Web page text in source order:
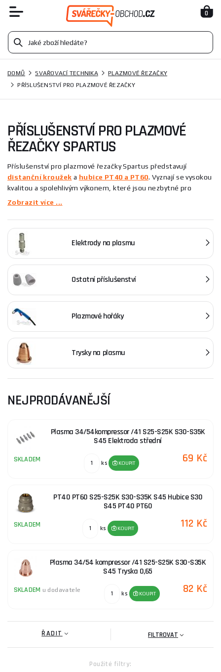
0
DOMŮ SVAŘOVACÍ TECHNIKA
PLAZMOVÉ ŘEZAČKY
PŘÍSLUŠENSTVÍ PRO PLAZMOVÉ ŘEZAČKY
PŘÍSLUŠENSTVÍ PRO PLAZMOVÉ
ŘEZAČKY SPARTUS
Příslušenství pro plazmové řezačky Spartus představují
distanční kroužek a hubice PT40 a PT60. Vyznají se vysokou
kvalitou a spolehlivým výkonem, které jsou nezbytné pro
efektivní řezání. Tyto produkty jsou navrženy tak, aby splnily
plazmovou řezačku příslušenstvím od společnosti Spartus a
dosáhněte profesionálních výsledků.
Příslušenství pro plazmové řezačky zahrnuje širokou škálu
komponentů, které zajišťují optimální výkon a prodlužují
životnost zařízení. Důležité je vybrat správné
jako jsou
perfektně hodí pro konkrétní modely plazmových řezaček. Se
správným příslušenstvím můžete dosáhnout přesného a
čistého řezu. Pro více informací navštivte naši kategorii
Příslušenství pro plazmové řezačky.
Společnost Spartus je renomovaný výrobce specializující se na
výrobu kvalitního příslušenství pro plazmové řezačky. Jejich
Zobrazit více ...
Elektrody na plasmu
Ostatní příslušenství
Plazmové hořáky
Trysky na plasmu
NEJPRODÁVANĚJŠÍ
Plasma 34/54kompressor /41 S25-S25K S30-S35K
S45 Elektroda střední
SKLADEM ks KOUPIT 69 Kč
PT40 PT60 S25-S25K S30-S35K S45 Hubice S30
S45 PT40 PT60
SKLADEM ks KOUPIT 112 Kč
Plasma 34/54 kompressor /41 S25-S25K S30-S35K
S45 Tryska 0,65
SKLADEM u dodavatele ks KOUPIT 82 Kč
ŘADIT FILTROVAT
Použité filtry: